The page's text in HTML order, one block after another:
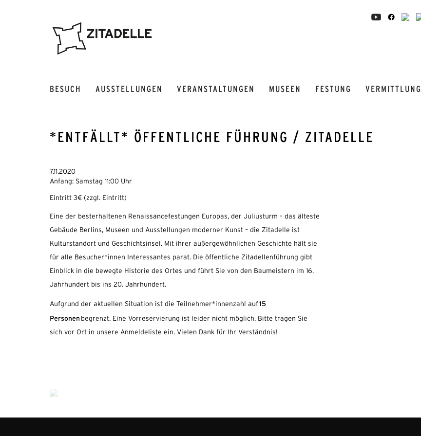
BESUCH AUSSTELLUNGEN VERANSTALTUNGEN MUSEEN FESTUNG VERMITTLUNG
*ENTFÄLLT* ÖFFENTLICHE FÜHRUNG / ZITADELLE
7.11.2020
Anfang: Samstag 11:00 Uhr
Eintritt 3€ (zzgl. Eintritt)
Eine der besterhaltenen Renaissancefestungen Europas, der Juliusturm – das älteste
Gebäude Berlins, Museen und Ausstellungen moderner Kunst – die Zitadelle ist
Kulturstandort und Geschichtsinsel. Mit ihrer außergewöhnlichen Geschichte hält sie
für alle Besucher*innen Interessantes parat. Die öffentliche Zitadellenführung gibt
Einblick in die bewegte Historie des Ortes und führt Sie von den Baumeistern im 16.
Jahrhundert bis ins 20. Jahrhundert.
Aufgrund der aktuellen Situation ist die Teilnehmer*innenzahl auf 15
Personen begrenzt. Eine Vorreservierung ist leider nicht möglich. Bitte tragen Sie
sich vor Ort in unsere Anmeldeliste ein. Vielen Dank für Ihr Verständnis!